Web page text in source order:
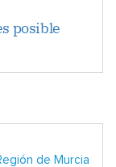
posible
de Murcia